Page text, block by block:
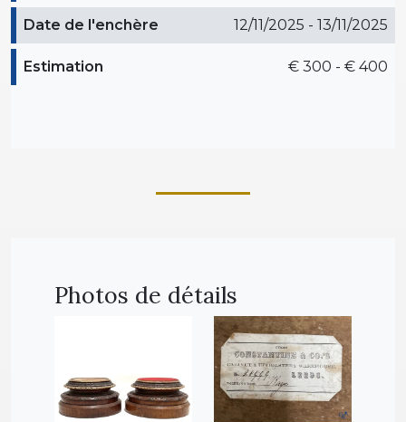
Date de l'enchère 12/11/2025 - 13/11/2025
Estimation € 300 - € 400
Photos de détails